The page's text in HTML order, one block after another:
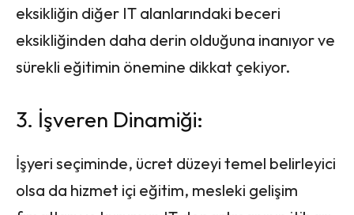
eksikliğin diğer IT alanlarındaki beceri
eksikliğinden daha derin olduğuna inanıyor ve
sürekli eğitimin önemine dikkat çekiyor.
3. İşveren Dinamiği:
İşyeri seçiminde, ücret düzeyi temel belirleyici
olsa da hizmet içi eğitim, mesleki gelişim